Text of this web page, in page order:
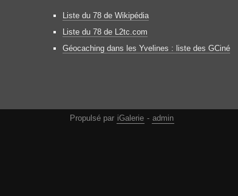
Liste du 78 de Wikipédia
Liste du 78 de L2tc.com
Géocaching dans les Yvelines : liste des GCiné
Propulsé par iGalerie - admin